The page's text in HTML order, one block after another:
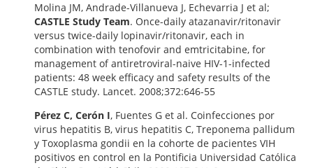
Molina JM, Andrade-Villanueva J, Echevarria J et al;
CASTLE Study Team. Once-daily atazanavir/ritonavir
versus twice-daily lopinavir/ritonavir, each in
combination with tenofovir and emtricitabine, for
management of antiretroviral-naive HIV-1-infected
patients: 48 week efficacy and safety results of the
CASTLE study. Lancet. 2008;372:646-55
Pérez C, Cerón I, Fuentes G et al. Coinfecciones por
virus hepatitis B, virus hepatitis C, Treponema pallidum
y Toxoplasma gondii en la cohorte de pacientes VIH
positivos en control en la Pontificia Universidad Católica